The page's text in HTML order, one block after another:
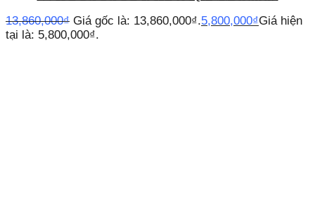
13,860,000₫ Giá gốc là: 13,860,000₫.5,800,000₫Giá hiện
tại là: 5,800,000₫.